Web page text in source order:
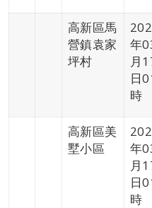
高新區馬
營鎮袁家
坪村
年
月
日
時
高新區美
墅小區
年
月
日
時